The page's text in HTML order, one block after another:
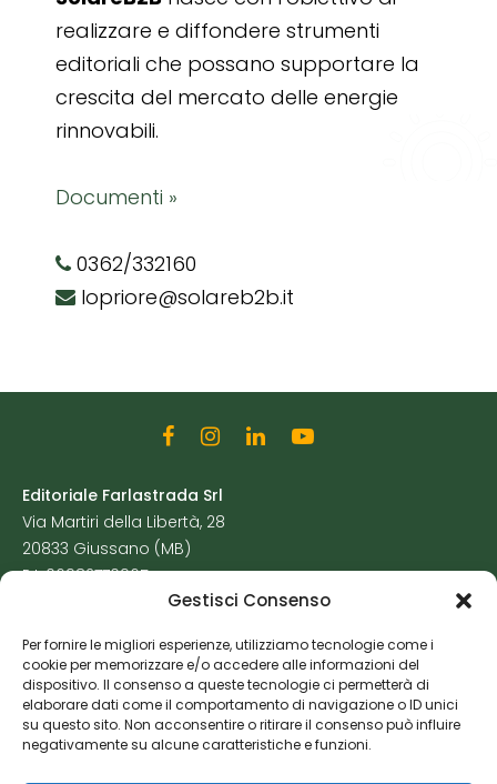
Gestisci Consenso
Per fornire le migliori esperienze, utilizziamo tecnologie come i
cookie per memorizzare e/o accedere alle informazioni del
dispositivo. Il consenso a queste tecnologie ci permetterà di
elaborare dati come il comportamento di navigazione o ID unici
su questo sito. Non acconsentire o ritirare il consenso può influire
negativamente su alcune caratteristiche e funzioni.
realizzare e diffondere strumenti
editoriali che possano supportare la
crescita del mercato delle energie
rinnovabili.
Documenti »
0362/332160
lopriore@solareb2b.it
Editoriale Farlastrada Srl
Via Martiri della Libertà, 28
20833 Giussano (MB)
P.I. 06982770965
Cookie Policy
Risorse Aggiuntive